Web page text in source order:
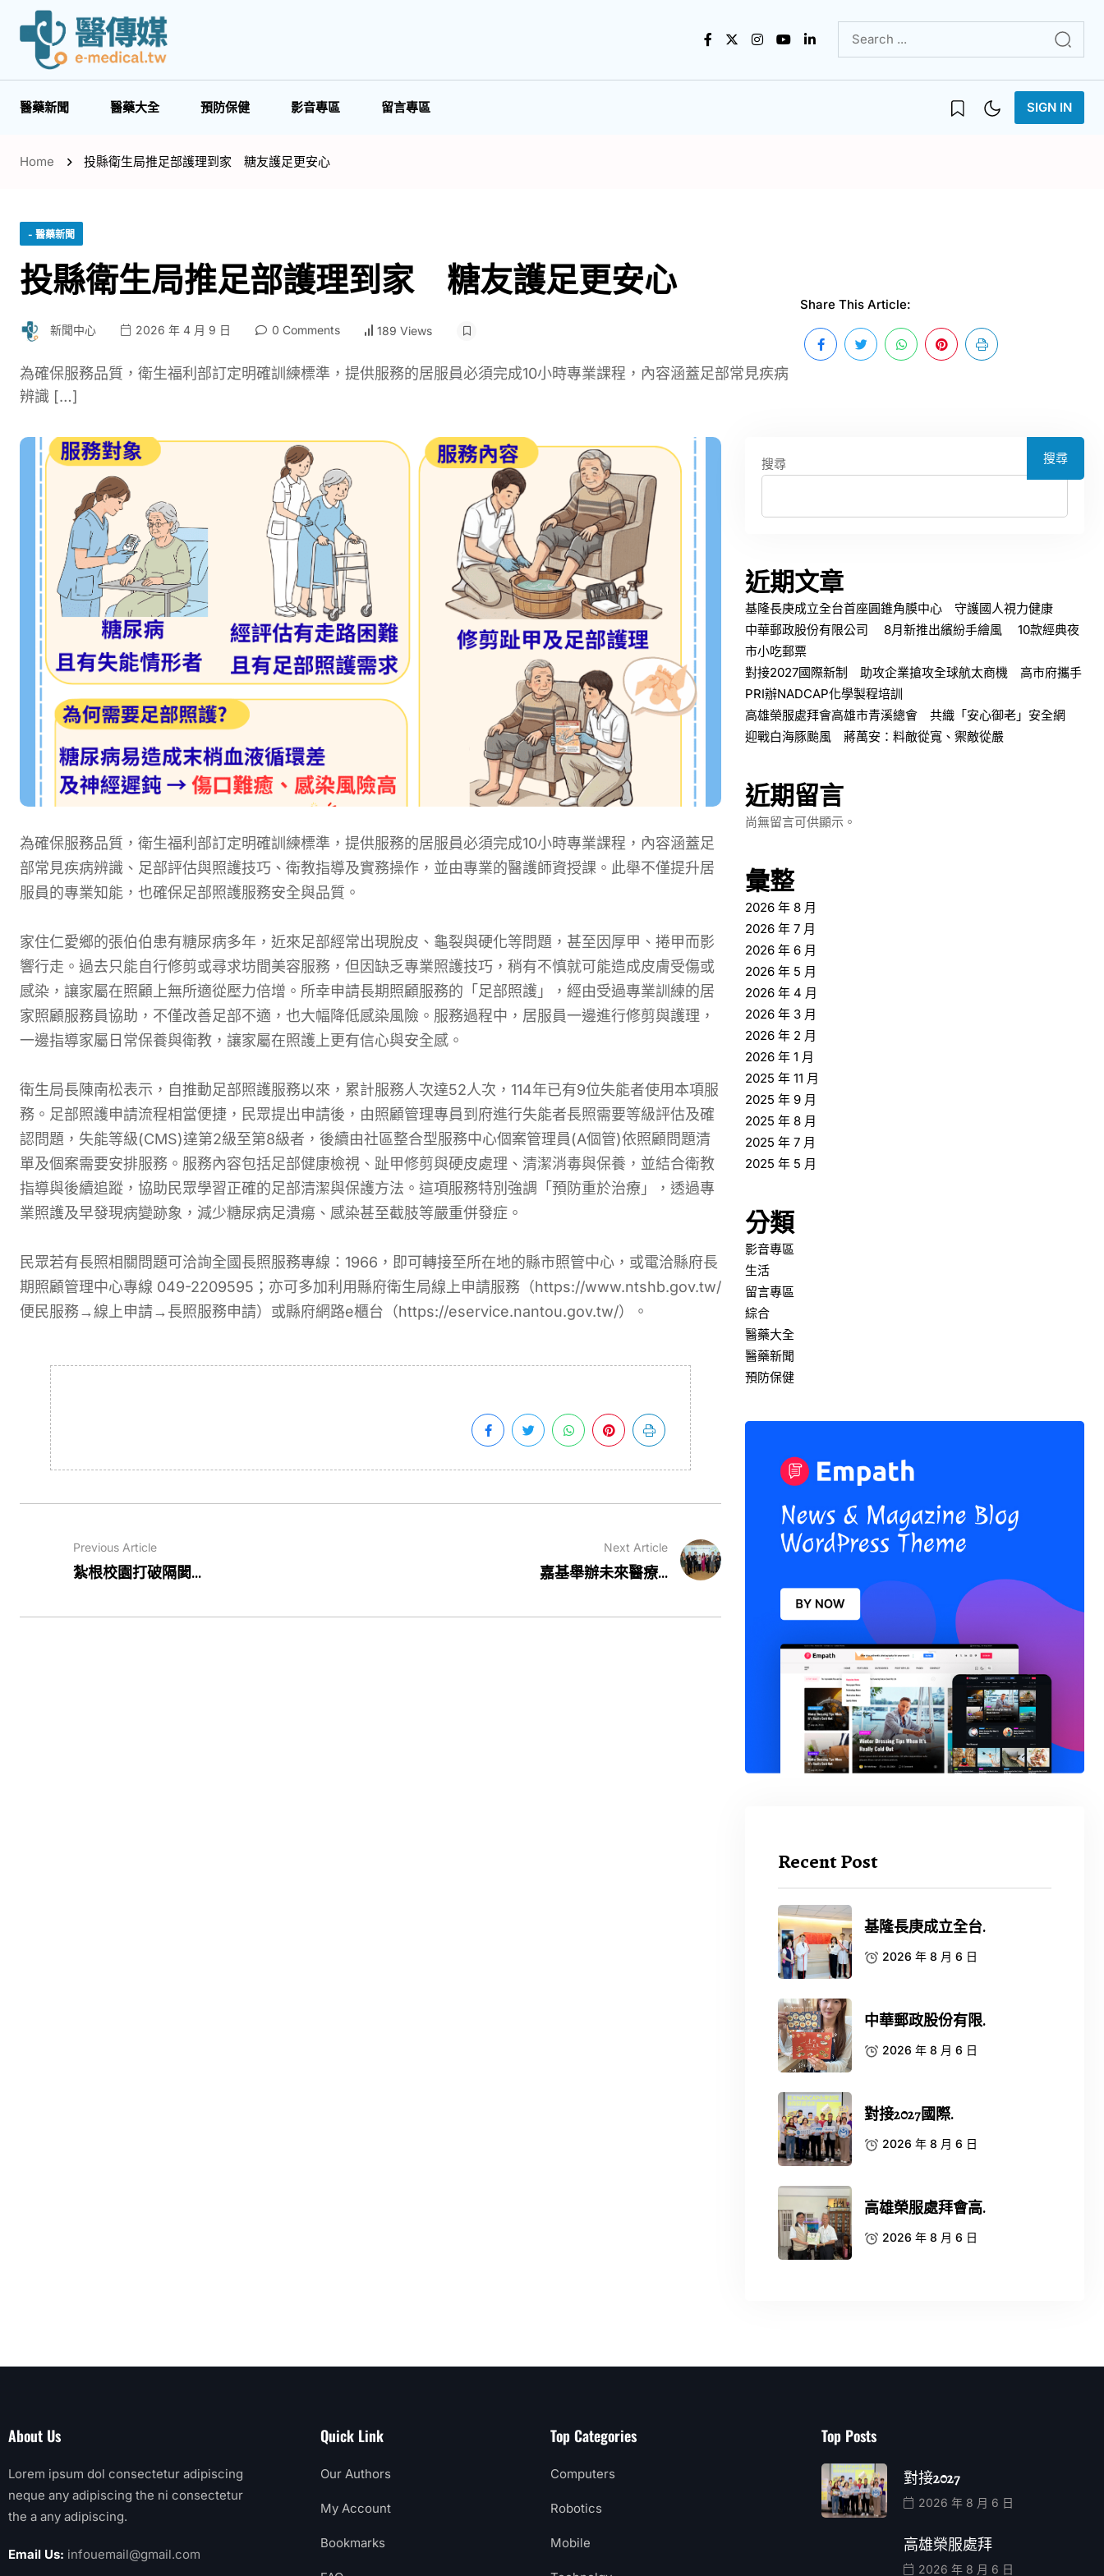
醫藥新聞 醫藥大全 預防保健 影音專區 留言專區 SIGN IN
Home 投縣衛生局推足部護理到家 糖友護足更安心
- 醫藥新聞
投縣衛生局推足部護理到家 糖友護足更安心
新聞中心 2026 年 4 月 9 日 0 Comments 189 Views
為確保服務品質，衛生福利部訂定明確訓練標準，提供服務的居服員必須完成10小時專業課程，內容涵蓋足部常見疾病
辨識 […]
Share This Article:
為確保服務品質，衛生福利部訂定明確訓練標準，提供服務的居服員必須完成10小時專業課程，內容涵蓋足
部常見疾病辨識、足部評估與照護技巧、衛教指導及實務操作，並由專業的醫護師資授課。此舉不僅提升居
服員的專業知能，也確保足部照護服務安全與品質。
家住仁愛鄉的張伯伯患有糖尿病多年，近來足部經常出現脫皮、龜裂與硬化等問題，甚至因厚甲、捲甲而影
響行走。過去只能自行修剪或尋求坊間美容服務，但因缺乏專業照護技巧，稍有不慎就可能造成皮膚受傷或
感染，讓家屬在照顧上無所適從壓力倍增。所幸申請長期照顧服務的「足部照護」，經由受過專業訓練的居
家照顧服務員協助，不僅改善足部不適，也大幅降低感染風險。服務過程中，居服員一邊進行修剪與護理，
一邊指導家屬日常保養與衛教，讓家屬在照護上更有信心與安全感。
衛生局長陳南松表示，自推動足部照護服務以來，累計服務人次達52人次，114年已有9位失能者使用本項服
務。足部照護申請流程相當便捷，民眾提出申請後，由照顧管理專員到府進行失能者長照需要等級評估及確
認問題，失能等級(CMS)達第2級至第8級者，後續由社區整合型服務中心個案管理員(A個管)依照顧問題清
單及個案需要安排服務。服務內容包括足部健康檢視、趾甲修剪與硬皮處理、清潔消毒與保養，並結合衛教
指導與後續追蹤，協助民眾學習正確的足部清潔與保護方法。這項服務特別強調「預防重於治療」，透過專
業照護及早發現病變跡象，減少糖尿病足潰瘍、感染甚至截肢等嚴重併發症。
民眾若有長照相關問題可洽詢全國長照服務專線：1966，即可轉接至所在地的縣市照管中心，或電洽縣府長
期照顧管理中心專線 049-2209595；亦可多加利用縣府衛生局線上申請服務（https://www.ntshb.gov.tw/
便民服務→線上申請→長照服務申請）或縣府網路e櫃台（https://eservice.nantou.gov.tw/）。
Previous Article
紮根校園打破隔閡...
Next Article
嘉基舉辦未來醫療...
搜尋 搜尋
近期文章
基隆長庚成立全台首座圓錐角膜中心 守護國人視力健康
中華郵政股份有限公司 8月新推出繽紛手繪風 10款經典夜
市小吃郵票
對接2027國際新制 助攻企業搶攻全球航太商機 高市府攜手
PRI辦NADCAP化學製程培訓
高雄榮服處拜會高雄市青溪總會 共織「安心御老」安全網
迎戰白海豚颱風 蔣萬安：料敵從寬、禦敵從嚴
近期留言
尚無留言可供顯示。
彙整
2026 年 8 月
2026 年 7 月
2026 年 6 月
2026 年 5 月
2026 年 4 月
2026 年 3 月
2026 年 2 月
2026 年 1 月
2025 年 11 月
2025 年 9 月
2025 年 8 月
2025 年 7 月
2025 年 5 月
分類
影音專區
生活
留言專區
綜合
醫藥大全
醫藥新聞
預防保健
Recent Post
基隆長庚成立全台.
2026 年 8 月 6 日
中華郵政股份有限.
2026 年 8 月 6 日
對接2027國際.
2026 年 8 月 6 日
高雄榮服處拜會高.
2026 年 8 月 6 日
About Us
Lorem ipsum dol consectetur adipiscing
neque any adipiscing the ni consectetur
the a any adipiscing.
Email Us: infouemail@gmail.com
Quick Link
Our Authors
My Account
Bookmarks
Top Categories
Computers
Robotics
Mobile
Top Posts
對接2027
2026 年 8 月 6 日
高雄榮服處拜
2026 年 8 月 6 日